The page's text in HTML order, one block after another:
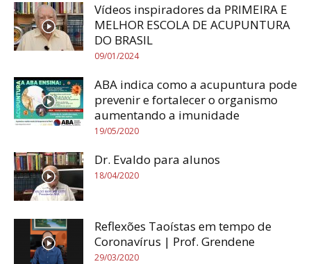
Vídeos inspiradores da PRIMEIRA E
MELHOR ESCOLA DE ACUPUNTURA
DO BRASIL
09/01/2024
ABA indica como a acupuntura pode
prevenir e fortalecer o organismo
aumentando a imunidade
19/05/2020
Dr. Evaldo para alunos
18/04/2020
Reflexões Taoístas em tempo de
Coronavírus | Prof. Grendene
29/03/2020